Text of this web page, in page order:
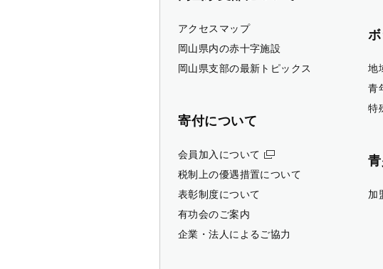
アクセスマップ
岡山県内の赤十字施設
岡山県支部の最新トピックス
寄付について
会員加入について
税制上の優遇措置について
表彰制度について
有功会のご案内
企業・法人によるご協力
地
青
特
加